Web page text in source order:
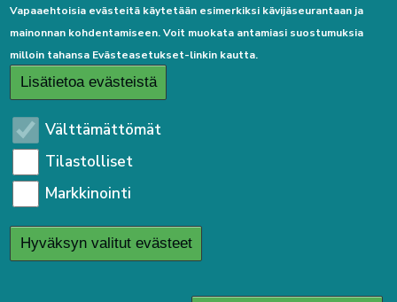
Linkkejä
Etusivulle
Kirjaudu sisään
Saavutettavuusseloste
Sivukartta
Tietosuojaseloste
Vapaaehtoisia evästeitä käytetään esimerkiksi kävijäseurantaan ja
mainonnan kohdentamiseen. Voit muokata antamiasi suostumuksia
milloin tahansa Evästeasetukset-linkin kautta.
Lisätietoa evästeistä
Välttämättömät
Tilastolliset
Markkinointi
Hyväksyn valitut evästeet